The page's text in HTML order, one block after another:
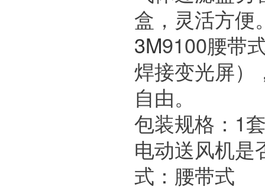
盒，灵活方便
3M9100腰带
焊接变光屏）
自由。
包装规格：1
电动送风机是
式：腰带式